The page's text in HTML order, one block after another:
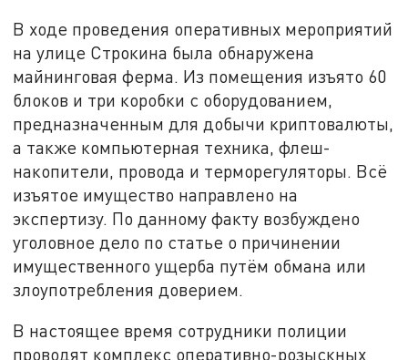
В ходе проведения оперативных мероприятий
на улице Строкина была обнаружена
майнинговая ферма. Из помещения изъято 60
блоков и три коробки с оборудованием,
предназначенным для добычи криптовалюты,
а также компьютерная техника, флеш-
накопители, провода и терморегуляторы. Всё
изъятое имущество направлено на
экспертизу. По данному факту возбуждено
уголовное дело по статье о причинении
имущественного ущерба путём обмана или
злоупотребления доверием.
В настоящее время сотрудники полиции
проводят комплекс оперативно-розыскных